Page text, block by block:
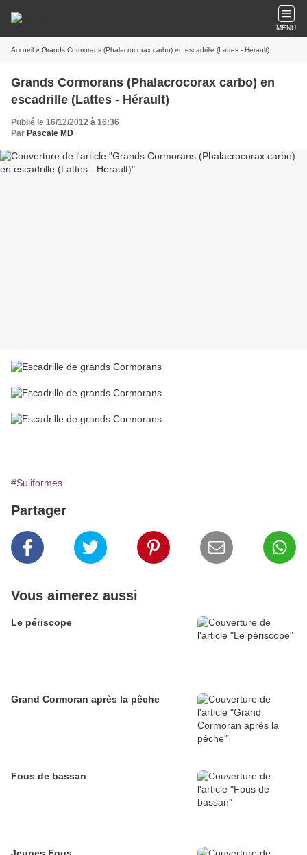
MENU
Accueil » Grands Cormorans (Phalacrocorax carbo) en escadrille (Lattes - Hérault)
Grands Cormorans (Phalacrocorax carbo) en
escadrille (Lattes - Hérault)
Publié le 16/12/2012 à 16:36
Par Pascale MD
#Suliformes
Partager
Vous aimerez aussi
Le périscope
Grand Cormoran après la pêche
Fous de bassan